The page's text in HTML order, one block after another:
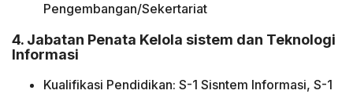
Pengembangan/Sekertariat
4. Jabatan Penata Kelola sistem dan Teknologi
Informasi
Kualifikasi Pendidikan: S-1 Sisntem Informasi, S-1